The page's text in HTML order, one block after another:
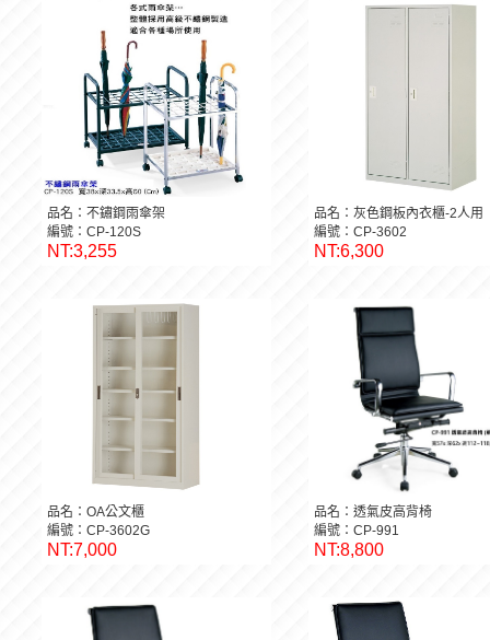
品名：不鏽鋼雨傘架
編號：CP-120S
NT:3,255
品名：灰色鋼板內衣櫃-2人用
編號：CP-3602
NT:6,300
品名：OA公文櫃
編號：CP-3602G
NT:7,000
品名：透氣皮高背椅
編號：CP-991
NT:8,800